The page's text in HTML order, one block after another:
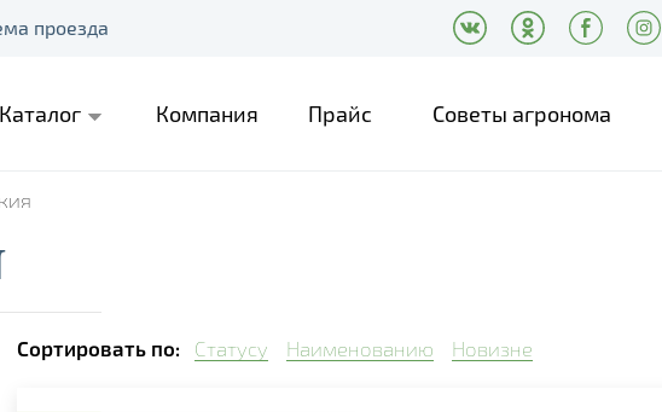
проезда
Каталог Компания Прайс Советы агронома
Сортировать по: Статусу Наименованию Новизне